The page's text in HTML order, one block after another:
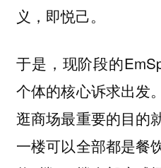
义，即悦己。
于是，现阶段的
个体的核心诉求出发
逛商场最重要的目的
一楼可以全部都是餐